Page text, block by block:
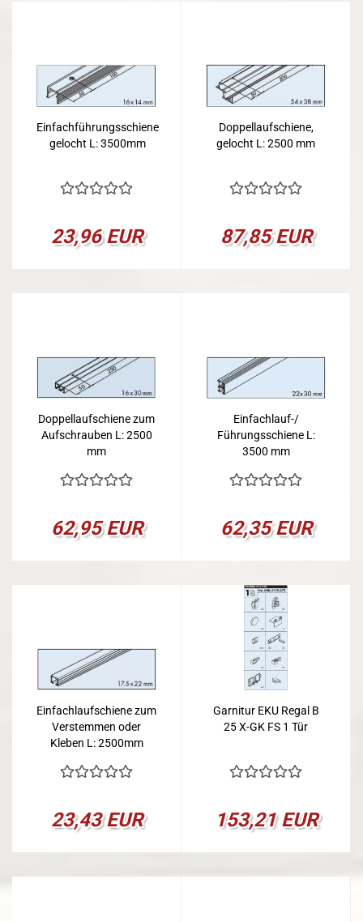
Einfachführungsschiene
gelocht L: 3500mm
23,96 EUR
Doppellaufschiene,
gelocht L: 2500 mm
87,85 EUR
Doppellaufschiene zum
Aufschrauben L: 2500
mm
62,95 EUR
Einfachlauf-/
Führungsschiene L:
3500 mm
62,35 EUR
Einfachlaufschiene zum
Verstemmen oder
Kleben L: 2500mm
23,43 EUR
Garnitur EKU Regal B
25 X-GK FS 1 Tür
153,21 EUR